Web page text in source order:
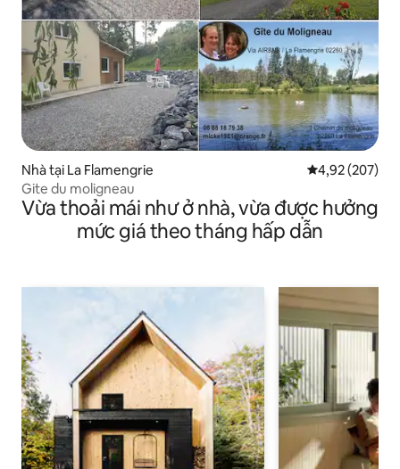
Nhà tại La Flamengrie Xếp hạng
4,92 (207)
Gite du moligneau
Vừa thoải mái như ở nhà, vừa được hưởng
mức giá theo tháng hấp dẫn